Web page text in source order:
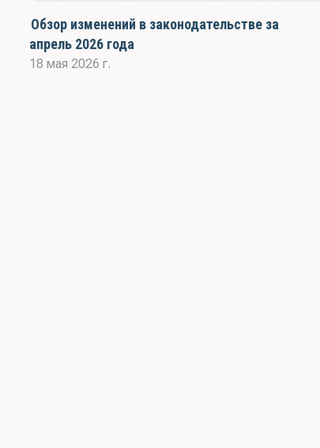
Обзор изменений в законодательстве за
апрель 2026 года
18 мая 2026 г.